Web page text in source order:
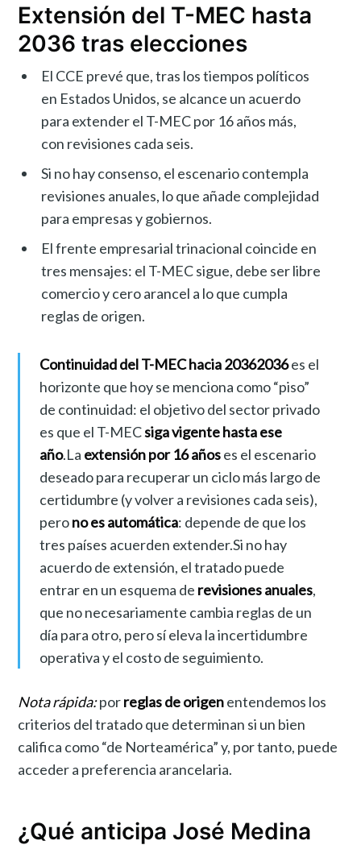
Extensión del T-MEC hasta
2036 tras elecciones
El CCE prevé que, tras los tiempos políticos
en Estados Unidos, se alcance un acuerdo
para extender el T-MEC por 16 años más,
con revisiones cada seis.
Si no hay consenso, el escenario contempla
revisiones anuales, lo que añade complejidad
para empresas y gobiernos.
El frente empresarial trinacional coincide en
tres mensajes: el T-MEC sigue, debe ser libre
comercio y cero arancel a lo que cumpla
reglas de origen.
Continuidad del T-MEC hacia 20362036es el
horizonte que hoy se menciona como “piso”
de continuidad: el objetivo del sector privado
es que el T-MECsiga vigente hasta ese
año.La extensión por 16 añoses el escenario
deseado para recuperar un ciclo más largo de
certidumbre (y volver a revisiones cada seis),
perono es automática: depende de que los
tres países acuerden extender.Si no hay
acuerdo de extensión, el tratado puede
entrar en un esquema de revisiones anuales,
que no necesariamente cambia reglas de un
día para otro, pero sí eleva la incertidumbre
operativa y el costo de seguimiento.
Nota rápida:porreglas de origenentendemos los
criterios del tratado que determinan si un bien
califica como “de Norteamérica” y, por tanto, puede
acceder a preferencia arancelaria.
¿Qué anticipa José Medina